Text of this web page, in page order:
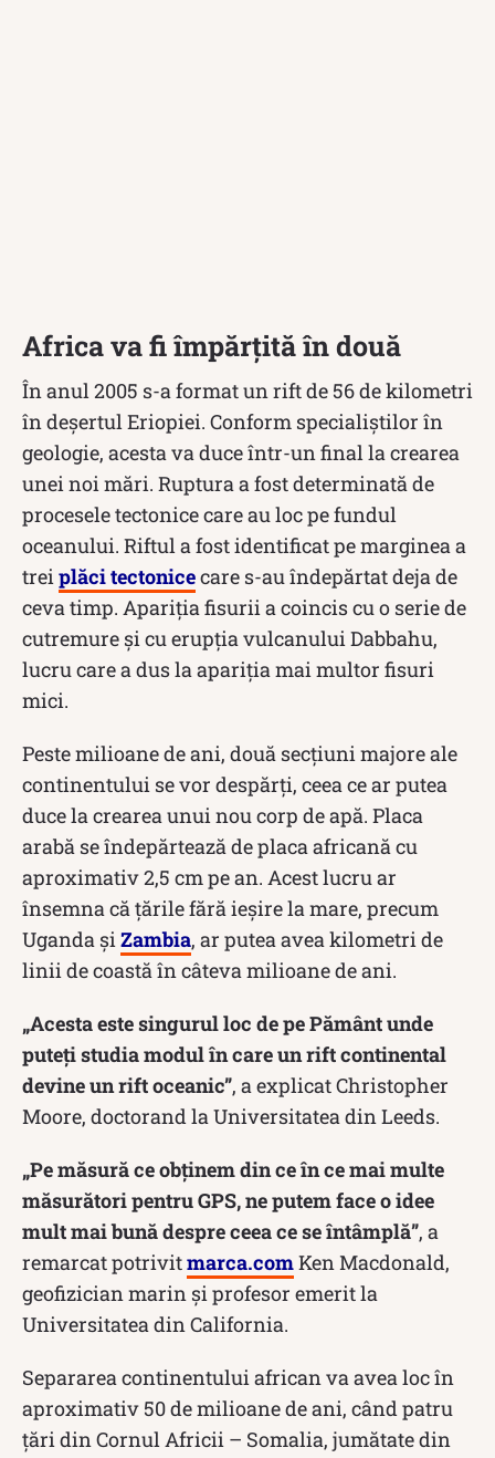
Africa va fi împărțită în două
În anul 2005 s-a format un rift de 56 de kilometri
în deșertul Eriopiei. Conform specialiștilor în
geologie, acesta va duce într-un final la crearea
unei noi mări. Ruptura a fost determinată de
procesele tectonice care au loc pe fundul
oceanului. Riftul a fost identificat pe marginea a
trei plăci tectonicecare s-au îndepărtat deja de
ceva timp. Apariția fisurii a coincis cu o serie de
cutremure și cu erupția vulcanului Dabbahu,
lucru care a dus la apariția mai multor fisuri
mici.
Peste milioane de ani, două secțiuni majore ale
continentului se vor despărți, ceea ce ar putea
duce la crearea unui nou corp de apă. Placa
arabă se îndepărtează de placa africană cu
aproximativ 2,5 cm pe an. Acest lucru ar
însemna că țările fără ieșire la mare, precum
Uganda și Zambia, ar putea avea kilometri de
linii de coastă în câteva milioane de ani.
„Acesta este singurul loc de pe Pământ unde
puteți studia modul în care un rift continental
devine un rift oceanic”, a explicat Christopher
Moore, doctorand la Universitatea din Leeds.
„Pe măsură ce obținem din ce în ce mai multe
măsurători pentru GPS, ne putem face o idee
mult mai bună despre ceea ce se întâmplă”, a
remarcat potrivitmarca.comKen Macdonald,
geofizician marin și profesor emerit la
Universitatea din California.
Separarea continentului african va avea loc în
aproximativ 50 de milioane de ani, când patru
țări din Cornul Africii – Somalia, jumătate din